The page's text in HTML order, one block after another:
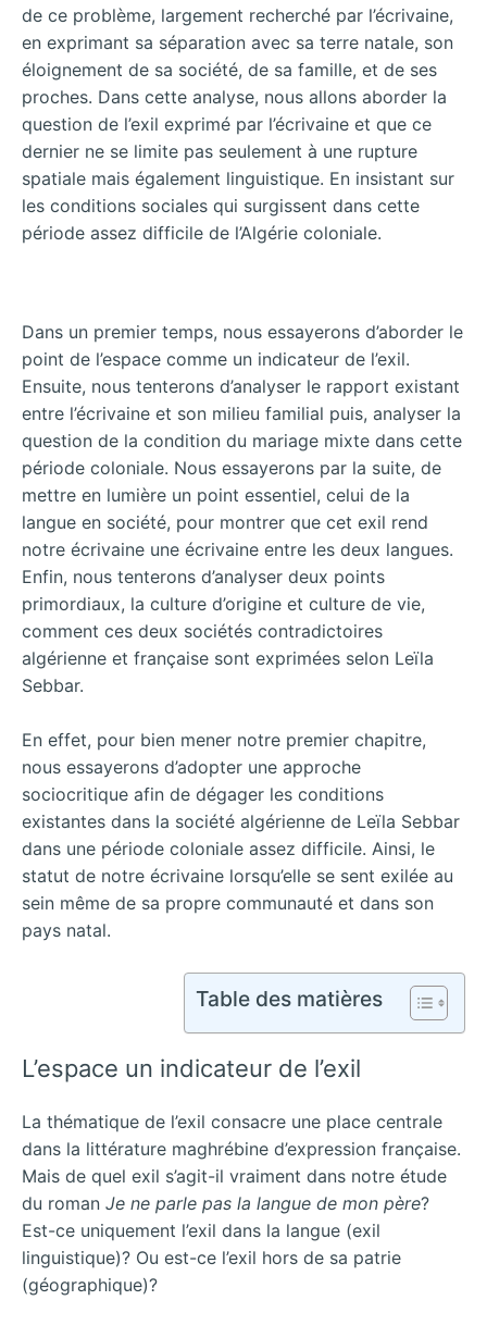
de ce problème, largement recherché par l’écrivaine,
en exprimant sa séparation avec sa terre natale, son
éloignement de sa société, de sa famille, et de ses
proches. Dans cette analyse, nous allons aborder la
question de l’exil exprimé par l’écrivaine et que ce
dernier ne se limite pas seulement à une rupture
spatiale mais également linguistique. En insistant sur
les conditions sociales qui surgissent dans cette
période assez difficile de l’Algérie coloniale.
Dans un premier temps, nous essayerons d’aborder le
point de l’espace comme un indicateur de l’exil.
Ensuite, nous tenterons d’analyser le rapport existant
entre l’écrivaine et son milieu familial puis, analyser la
question de la condition du mariage mixte dans cette
période coloniale. Nous essayerons par la suite, de
mettre en lumière un point essentiel, celui de la
langue en société, pour montrer que cet exil rend
notre écrivaine une écrivaine entre les deux langues.
Enfin, nous tenterons d’analyser deux points
primordiaux, la culture d’origine et culture de vie,
comment ces deux sociétés contradictoires
algérienne et française sont exprimées selon Leïla
Sebbar.
En effet, pour bien mener notre premier chapitre,
nous essayerons d’adopter une approche
sociocritique afin de dégager les conditions
existantes dans la société algérienne de Leïla Sebbar
dans une période coloniale assez difficile. Ainsi, le
statut de notre écrivaine lorsqu’elle se sent exilée au
sein même de sa propre communauté et dans son
pays natal.
Table des matières
L’espace un indicateur de l’exil
La thématique de l’exil consacre une place centrale
dans la littérature maghrébine d’expression française.
Mais de quel exil s’agit-il vraiment dans notre étude
du roman Je ne parle pas la langue de mon père?
Est-ce uniquement l’exil dans la langue (exil
linguistique)? Ou est-ce l’exil hors de sa patrie
(géographique)?